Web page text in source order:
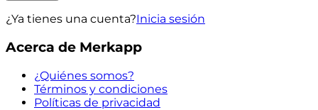
¿Ya tienes una cuenta?Inicia sesión
Acerca de Merkapp
¿Quiénes somos?
Términos y condiciones
Políticas de privacidad